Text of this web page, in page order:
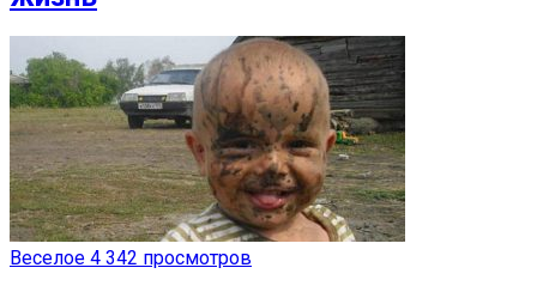
Веселое 4 342 просмотров